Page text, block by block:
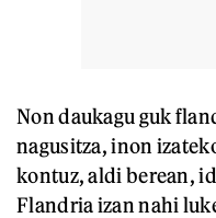
Non daukagu guk
nagusitza, inon
kontuz, aldi berean,
Flandria izan nahi